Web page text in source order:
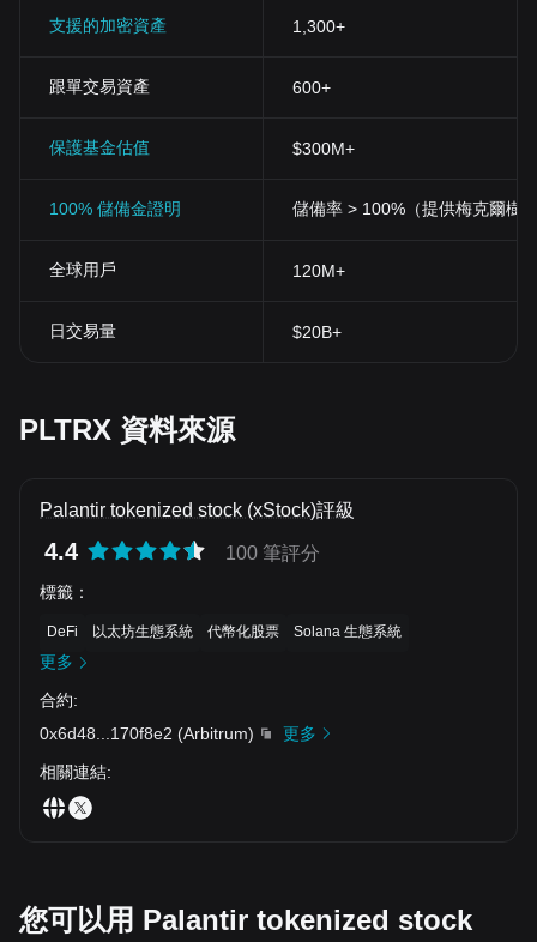
支援的加密資產 1,300+
跟單交易資產 600+
保護基金估值 $300M+
100% 儲備金證明 儲備率 > 100%（提供梅克爾樹
全球用戶 120M+
日交易量 $20B+
PLTRX 資料來源
Palantir tokenized stock (xStock)評級
4.4 100 筆評分
標籤 ：
DeFi 以太坊生態系統 代幣化股票 Solana 生態系統
更多
合約:
0x6d48
170f8e2 (Arbitrum)
更多
相關連結:
您可以用 Palantir tokenized stock